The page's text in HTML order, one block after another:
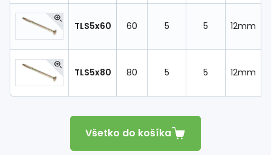
TLS5x60 60 5 5 12mm
TLS5x80 80 5 5 12mm
Všetko do košíka